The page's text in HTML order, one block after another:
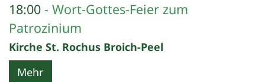
18:00
Wort-Gottes-Feier zum
Patrozinium
Kirche St. Rochus Broich-Peel
Mehr